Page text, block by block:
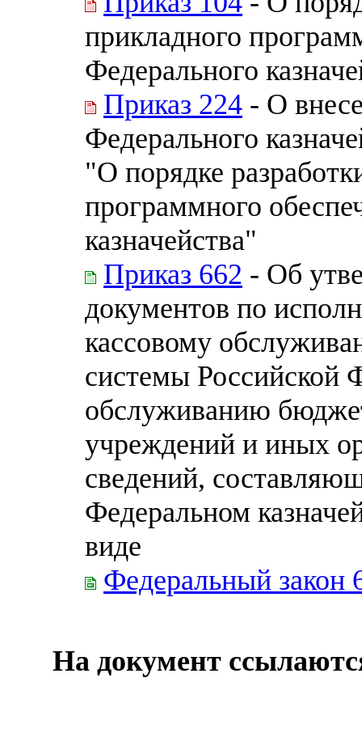
прикладного
Федерального
Приказ 224 - О
Федерального
"О порядке
программного
казначейства"
Приказ 662 - Об
документов по
кассовому
системы Российской
обслуживанию
учреждений и иных
сведений,
Федеральном
виде
Федеральный закон
На документ